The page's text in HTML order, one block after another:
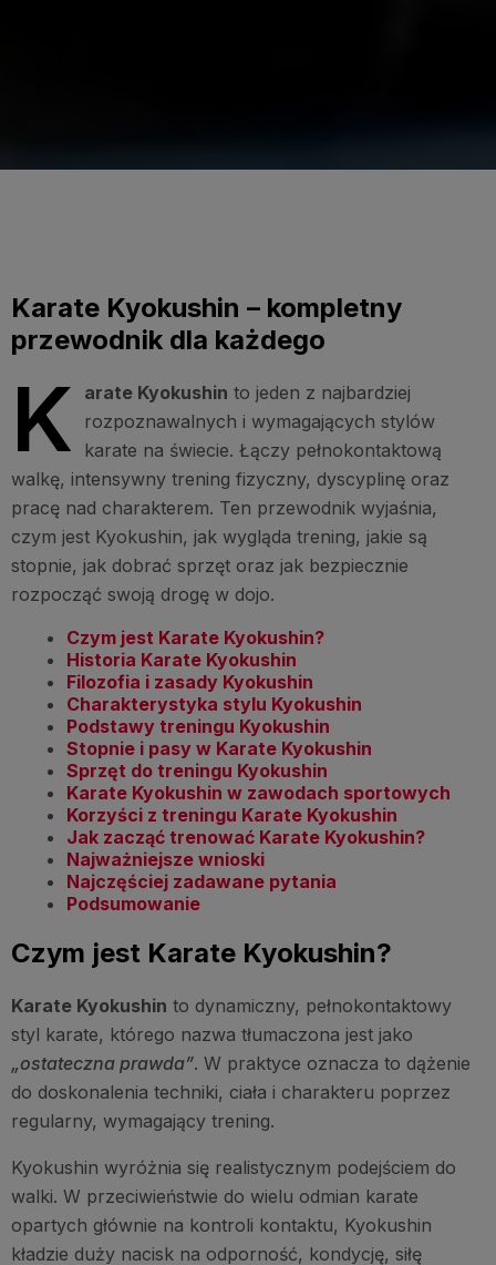
Karate Kyokushin – kompletny
przewodnik dla każdego
K arate Kyokushin to jeden z najbardziej
rozpoznawalnych i wymagających stylów
karate na świecie. Łączy pełnokontaktową
walkę, intensywny trening fizyczny, dyscyplinę oraz
pracę nad charakterem. Ten przewodnik wyjaśnia,
czym jest Kyokushin, jak wygląda trening, jakie są
stopnie, jak dobrać sprzęt oraz jak bezpiecznie
rozpocząć swoją drogę w dojo.
Czym jest Karate Kyokushin?
Historia Karate Kyokushin
Filozofia i zasady Kyokushin
Charakterystyka stylu Kyokushin
Podstawy treningu Kyokushin
Stopnie i pasy w Karate Kyokushin
Sprzęt do treningu Kyokushin
Karate Kyokushin w zawodach sportowych
Korzyści z treningu Karate Kyokushin
Jak zacząć trenować Karate Kyokushin?
Najważniejsze wnioski
Najczęściej zadawane pytania
Podsumowanie
Czym jest Karate Kyokushin?
Karate Kyokushin to dynamiczny, pełnokontaktowy
styl karate, którego nazwa tłumaczona jest jako
„ostateczna prawda”. W praktyce oznacza to dążenie
do doskonalenia techniki, ciała i charakteru poprzez
regularny, wymagający trening.
Kyokushin wyróżnia się realistycznym podejściem do
walki. W przeciwieństwie do wielu odmian karate
opartych głównie na kontroli kontaktu, Kyokushin
kładzie duży nacisk na odporność, kondycję, siłę